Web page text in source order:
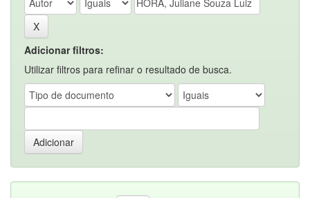
Adicionar filtros:
Utilizar filtros para refinar o resultado de busca.